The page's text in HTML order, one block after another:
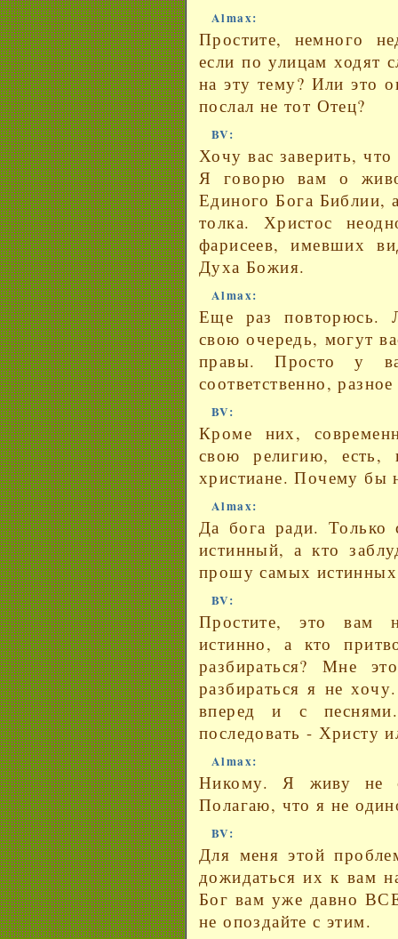
Almax:
Простите, немного
если по улицам ходят
на эту тему? Или это
послал не тот Отец?
BV:
Хочу вас заверить,
Я говорю вам о
Единого Бога Библии,
толка. Христос
фарисеев, имевших
Духа Божия.
Almax:
Еще раз повторюсь.
свою очередь, могут
правы. Просто у
соответственно,
BV:
Кроме них,
свою религию, есть,
христиане. Почему бы
Almax:
Да бога ради. Только
истинный, а кто
прошу самых истинных
BV:
Простите, это вам
истинно, а кто
разбираться? Мне
разбираться я не
вперед и с
последовать - Христу
Almax:
Никому. Я живу не
Полагаю, что я не
BV:
Для меня этой
дожидаться их к вам
Бог вам уже давно
не опоздайте с этим.